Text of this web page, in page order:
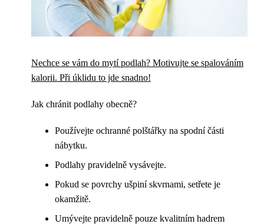
Nechce se vám do mytí podlah? Motivujte se spalováním
kalorii. Při úklidu to jde snadno!
Jak chránit podlahy obecně?
Používejte ochranné polštářky na spodní části
nábytku.
Podlahy pravidelně vysávejte.
Pokud se povrchy ušpiní skvrnami, setřete je
okamžitě.
Umývejte pravidelně pouze kvalitním hadrem